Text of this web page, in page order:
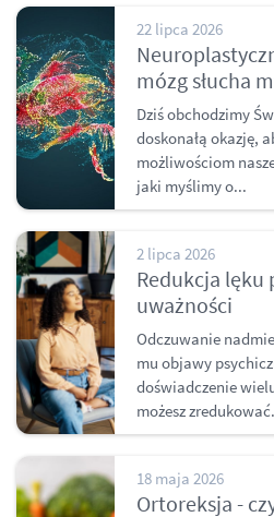
22 lipca 2026
mózg słucha
Dziś obchodzimy
doskonałą okazję,
możliwościom
jaki myślimy o...
2 lipca 2026
Redukcja lęku
uważności
Odczuwanie
mu objawy
doświadczenie
możesz
18 maja 2026
Ortoreksja -